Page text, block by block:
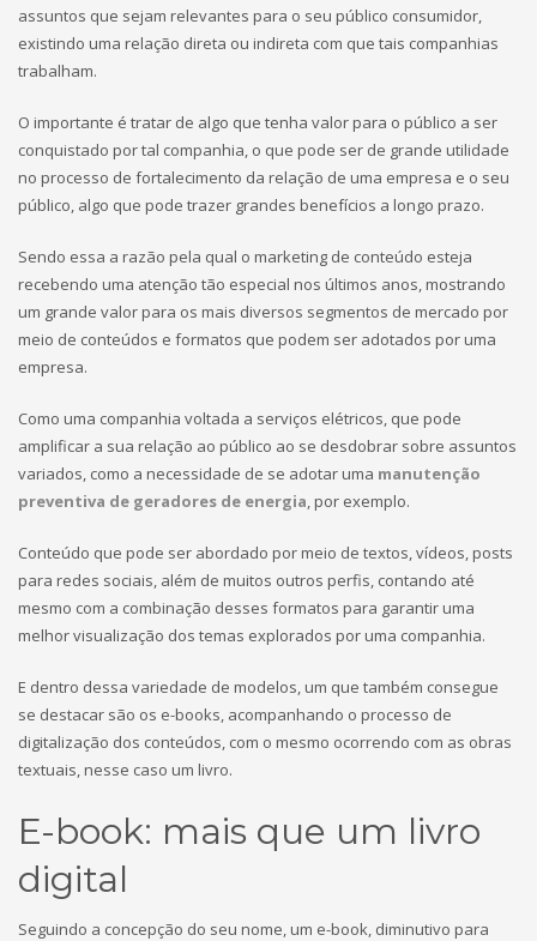
assuntos que sejam relevantes para o seu público consumidor,
existindo uma relação direta ou indireta com que tais companhias
trabalham.
O importante é tratar de algo que tenha valor para o público a ser
conquistado por tal companhia, o que pode ser de grande utilidade
no processo de fortalecimento da relação de uma empresa e o seu
público, algo que pode trazer grandes benefícios a longo prazo.
Sendo essa a razão pela qual o marketing de conteúdo esteja
recebendo uma atenção tão especial nos últimos anos, mostrando
um grande valor para os mais diversos segmentos de mercado por
meio de conteúdos e formatos que podem ser adotados por uma
empresa.
Como uma companhia voltada a serviços elétricos, que pode
amplificar a sua relação ao público ao se desdobrar sobre assuntos
variados, como a necessidade de se adotar uma manutenção
preventiva de geradores de energia, por exemplo.
Conteúdo que pode ser abordado por meio de textos, vídeos, posts
para redes sociais, além de muitos outros perfis, contando até
mesmo com a combinação desses formatos para garantir uma
melhor visualização dos temas explorados por uma companhia.
E dentro dessa variedade de modelos, um que também consegue
se destacar são os e-books, acompanhando o processo de
digitalização dos conteúdos, com o mesmo ocorrendo com as obras
textuais, nesse caso um livro.
E-book: mais que um livro
digital
Seguindo a concepção do seu nome, um e-book, diminutivo para